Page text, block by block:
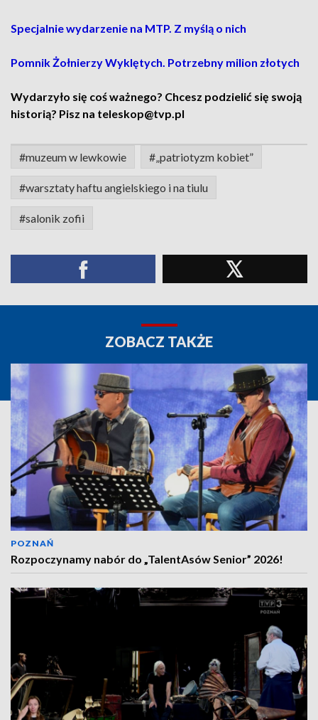
Specjalnie wydarzenie na MTP. Z myślą o nich
Pomnik Żołnierzy Wyklętych. Potrzebny milion złotych
Wydarzyło się coś ważnego? Chcesz podzielić się swoją
historią? Pisz na teleskop@tvp.pl
#muzeum w lewkowie #„patriotyzm kobiet”
#warsztaty haftu angielskiego i na tiulu
#salonik zofii
ZOBACZ TAKŻE
POZNAŃ
Rozpoczynamy nabór do „TalentAsów Senior” 2026!